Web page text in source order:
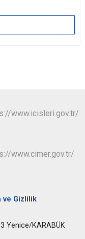
ve Gizlilik
Yenice/KARABÜK